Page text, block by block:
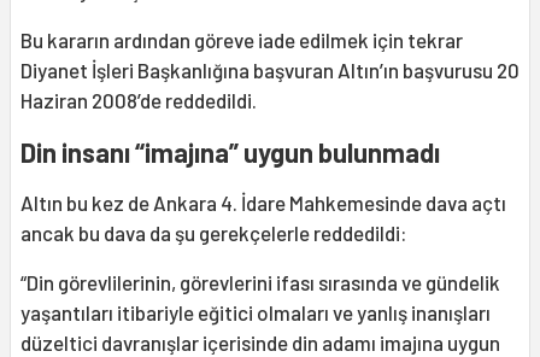
Bu kararın ardından göreve iade edilmek için tekrar
Diyanet İşleri Başkanlığına başvuran Altın’ın başvurusu 20
Haziran 2008’de reddedildi.
Din insanı “imajına” uygun bulunmadı
Altın bu kez de Ankara 4. İdare Mahkemesinde dava açtı
ancak bu dava da şu gerekçelerle reddedildi:
“Din görevlilerinin, görevlerini ifası sırasında ve gündelik
yaşantıları itibariyle eğitici olmaları ve yanlış inanışları
düzeltici davranışlar içerisinde din adamı imajına uygun